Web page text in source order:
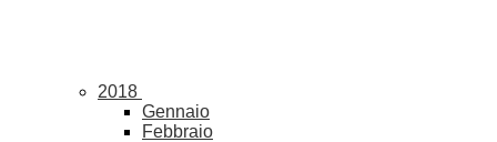
2018
Gennaio
Febbraio